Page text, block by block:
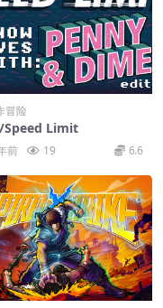
冒险
Speed Limit
前 19 6.6